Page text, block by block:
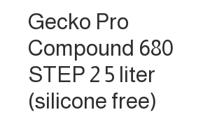
Gecko Pro
Compound 680
STEP 2 5 liter
(silicone free)